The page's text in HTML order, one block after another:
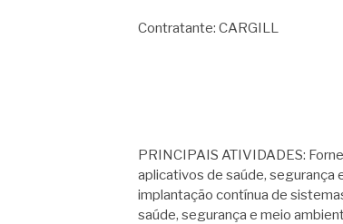
Contratante: CARGILL
PRINCIPAIS ATIVIDADES:
aplicativos de saúde, segurança
implantação contínua de
saúde, segurança e meio